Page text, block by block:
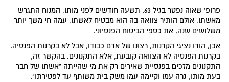
פרופ' שאוה נפטר בגיל 63. תשעה חודשים לפני מותו, המנוח התגרש
מאשתו, אולם הותיר צוואה בה הוא מבטיח לאשתו, עמה חי משך יותר
משלושים שנה, את כספי הביטוח הפנסיוני.
אכן, הודו נציגי הקרנות, רצונו של אדם כבודו, אבל לא בקרנות הפנסיה.
בקרנות הפנסיה לא הצוואה קובעת, אלא התקנונים. בהקשר זה,
התקנונים מזכים בפנסיית שאירים רק את מי שהייתה "אשתו של חבר
בעת מותו, גרה עמו וקיימה עמו משק בית משותף עד לפטירתו".